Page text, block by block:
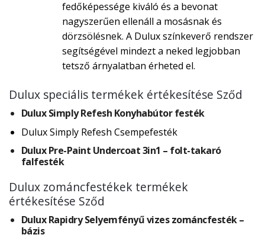
fedőképessége kiváló és a bevonat
nagyszerűen ellenáll a mosásnak és
dörzsölésnek. A Dulux színkeverő rendszer
segítségével mindezt a neked legjobban
tetsző árnyalatban érheted el.
Dulux speciális termékek értékesítése Sződ
Dulux Simply Refesh Konyhabútor festék
Dulux Simply Refesh Csempefesték
Dulux Pre-Paint Undercoat 3in1 – folt-takaró
falfesték
Dulux zománcfestékek termékek
értékesítése Sződ
Dulux Rapidry Selyemfényű vizes zománcfesték –
bázis